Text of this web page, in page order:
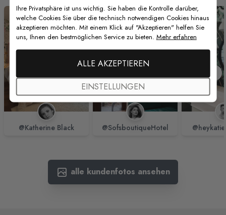
@Katherine Black @SofsboutiqueHotel
alle kundenfotos ansehen
Ihre Privatsphäre ist uns wichtig. Sie haben die Kontrolle darüber,
welche Cookies Sie über die technisch notwendigen Cookies hinaus
akzeptieren möchten. Mit einem Klick auf "Akzeptieren" helfen Sie
uns, Ihnen den bestmöglichen Service zu bieten. Mehr erfahren
ALLE AKZEPTIEREN
EINSTELLUNGEN